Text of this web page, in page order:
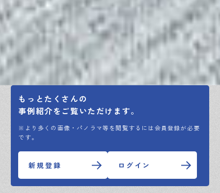
もっとたくさんの
事例紹介をご覧いただけます。
※より多くの画像・パノラマ等を閲覧するには会員登録が必要
です。
新規登録 ログイン